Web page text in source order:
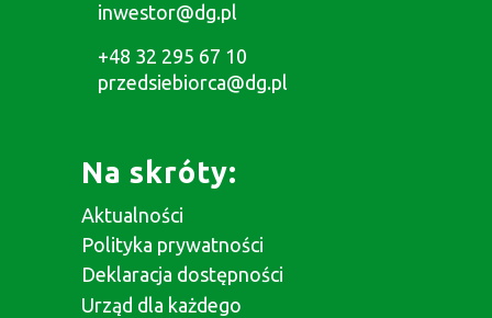
inwestor@dg.pl
+48 32 295 67 10
przedsiebiorca@dg.pl
Na skróty:
Aktualności
Polityka prywatności
Deklaracja dostępności
Urząd dla każdego